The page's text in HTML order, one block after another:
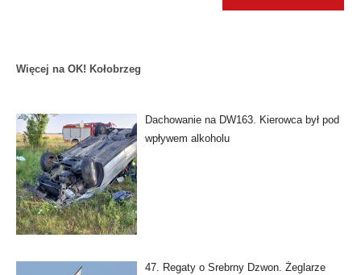
Więcej na OK! Kołobrzeg
Dachowanie na DW163. Kierowca był pod
wpływem alkoholu
47. Regaty o Srebrny Dzwon. Żeglarze